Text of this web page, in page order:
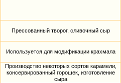
Прессованный творог, сливочный сыр
Используется для модификации крахмала
Производство некоторых сортов карамели,
консервированный горошек, изготовление
сыра